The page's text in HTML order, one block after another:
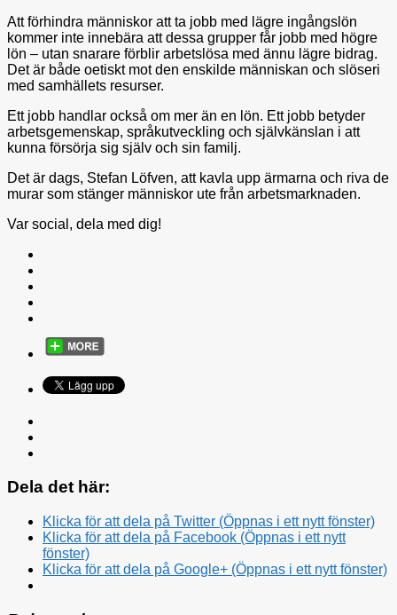
Att förhindra människor att ta jobb med lägre ingångslön
kommer inte innebära att dessa grupper får jobb med högre
lön – utan snarare förblir arbetslösa med ännu lägre bidrag.
Det är både oetiskt mot den enskilde människan och slöseri
med samhällets resurser.
Ett jobb handlar också om mer än en lön. Ett jobb betyder
arbetsgemenskap, språkutveckling och självkänslan i att
kunna försörja sig själv och sin familj.
Det är dags, Stefan Löfven, att kavla upp ärmarna och riva de
murar som stänger människor ute från arbetsmarknaden.
Var social, dela med dig!
Dela det här:
Klicka för att dela på Twitter (Öppnas i ett nytt fönster)
Klicka för att dela på Facebook (Öppnas i ett nytt
fönster)
Klicka för att dela på Google+ (Öppnas i ett nytt fönster)